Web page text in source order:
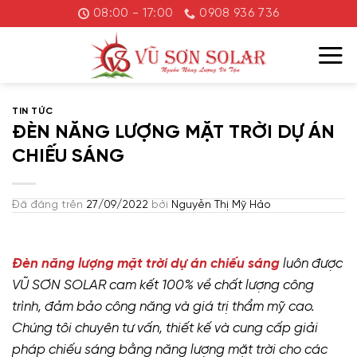
đến
08:00 - 17:00 0908 936 736
TIN TỨC
ĐÈN NĂNG LƯỢNG MẶT TRỜI DỰ ÁN
CHIẾU SÁNG
Đã đăng trên 27/09/2022 bởi Nguyễn Thị Mỹ Hảo
Đèn năng lượng mặt trời dự án chiếu sáng luôn được
VŨ SƠN SOLAR cam kết 100% về chất lượng công
trình, đảm bảo công năng và giá trị thẩm mỹ cao.
Chúng tôi chuyên tư vấn, thiết kế và cung cấp giải
pháp chiếu sáng bằng năng lượng mặt trời cho các